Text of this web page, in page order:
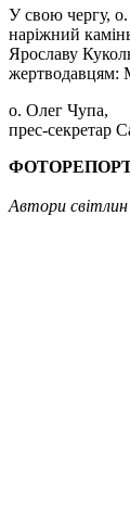
У свою чергу,
наріжний
Ярославу
жертводавцям:
о. Олег Чупа,
прес-секретар
Автори